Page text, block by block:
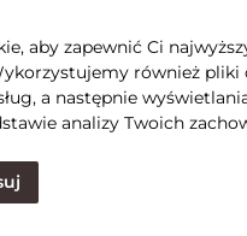
aby zapewnić Ci
również pliki
a następnie
analizy Twoich